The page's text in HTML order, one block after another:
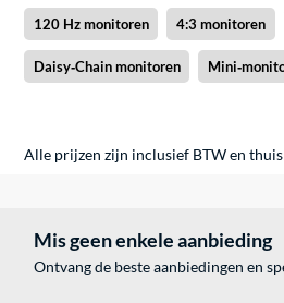
120 Hz monitoren 4:3 monitoren
Daisy‑Chain monitoren
Alle prijzen zijn inclusief BTW en
Mis geen enkele aanbieding
Ontvang de beste aanbiedingen en